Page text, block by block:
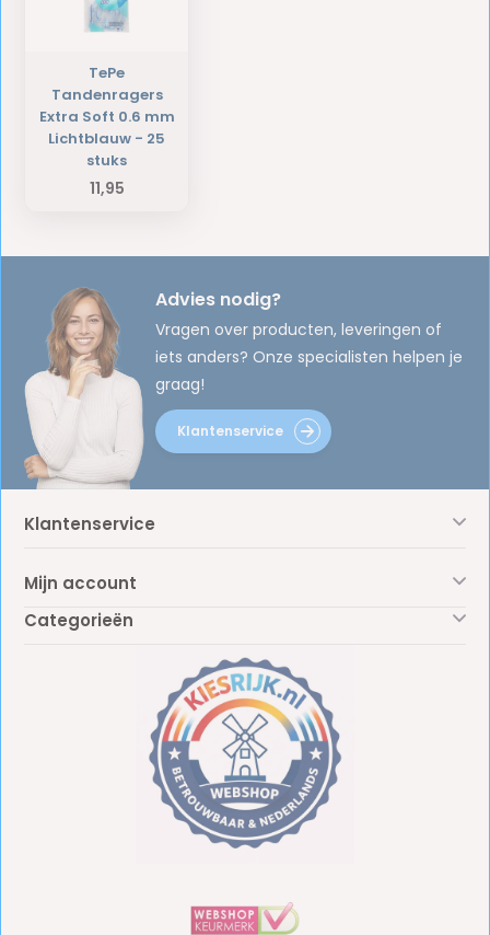
TePe
Tandenragers
Extra Soft 0.6 mm
Lichtblauw - 25
stuks
11,95
Advies nodig?
Vragen over producten, leveringen of
iets anders? Onze specialisten helpen je
graag!
Klantenservice
Klantenservice
Mijn account
Categorieën